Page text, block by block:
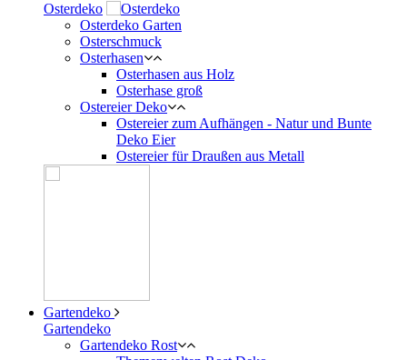
Osterdeko
Osterdeko Garten
Osterschmuck
Osterhasen
Osterhasen aus Holz
Osterhase groß
Ostereier Deko
Ostereier zum Aufhängen - Natur und Bunte
Deko Eier
Ostereier für Draußen aus Metall
Gartendeko
Gartendeko
Gartendeko Rost